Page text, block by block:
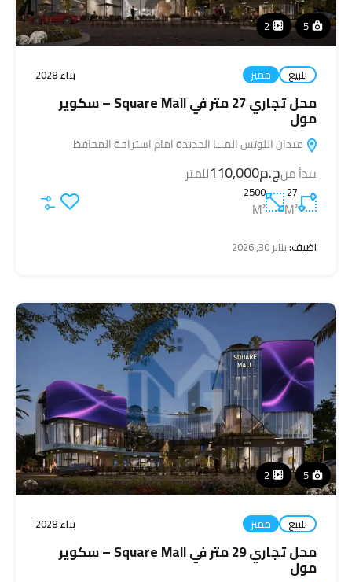
5
2
للبيع مميز بناء 2028
محل تجاري 27 متر في Square Mall – سكوير
مول
ميدان اللوتس المنيا الجديدة امام استراحة المحافظ
يبدأ منج.م110,000 للمتر
27
M²
2500
M²
اضيف:يناير 30, 2026
5
2
للبيع مميز بناء 2028
محل تجاري 29 متر في Square Mall – سكوير
مول